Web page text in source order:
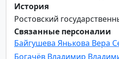
История
Ростовский
Связанные персоналии
Байгушева Янькова Вера
Богачёв Владимир